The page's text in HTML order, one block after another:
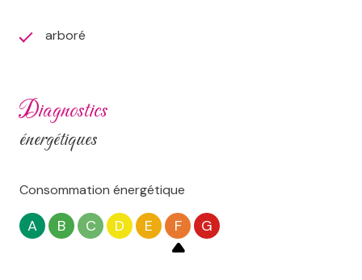
arboré
diagnostics
énergétiques
Consommation énergétique
A B C D E F G